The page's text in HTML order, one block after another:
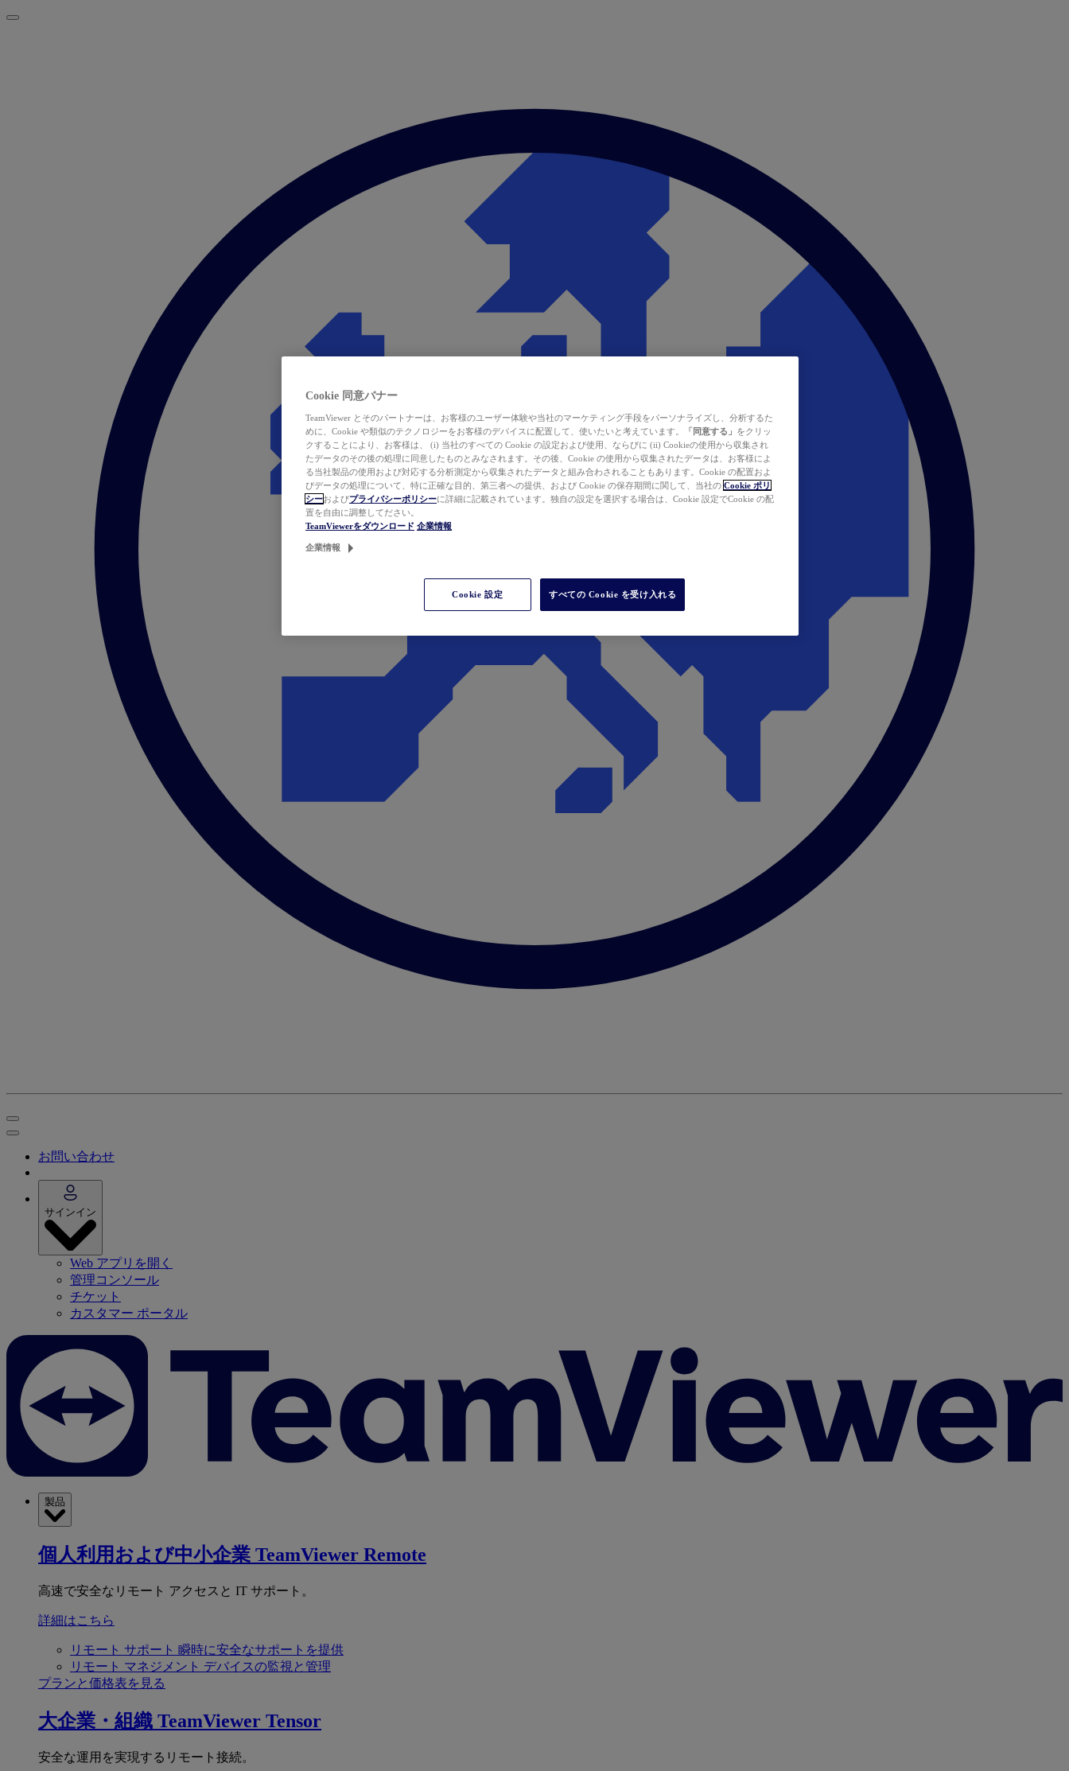
お問い合わせ
サインイン
Web アプリを開く
管理コンソール
チケット
カスタマー ポータル
製品
個人利用および中小企業 TeamViewer Remote
高速で安全なリモート アクセスと IT サポート。
詳細はこちら
リモート サポート 瞬時に安全なサポートを提供
リモート マネジメント デバイスの監視と管理
プランと価格表を見る
大企業・組織 TeamViewer Tensor
安全な運用を実現するリモート接続。
Cookie 同意バナー
TeamViewer とそのパートナーは、お客様のユーザー体験や当社のマーケティング手段をパーソナライズし、分析するた
めに、Cookie や類似のテクノロジーをお客様のデバイスに配置して、使いたいと考えています。
「同意する」 をクリッ
クすることにより、お客様は、 (i) 当社のすべての Cookie の設定および使用、ならびに (ii) Cookieの使用から収集され
たデータのその後の処理に同意したものとみなされます。その後、Cookie の使用から収集されたデータは、お客様によ
る当社製品の使用および対応する分析測定から収集されたデータと組み合わされることもあります。Cookie の配置およ
びデータの処理について、特に正確な目的、第三者への提供、および Cookie の保存期間に関して、当社の Cookie ポリ
シーおよびプライバシーポリシーに詳細に記載されています。独自の設定を選択する場合は、Cookie 設定でCookie の配
置を自由に調整してださい。
TeamViewerをダウンロード 企業情報
企業情報
Cookie 設定 すべての Cookie を受け入れる